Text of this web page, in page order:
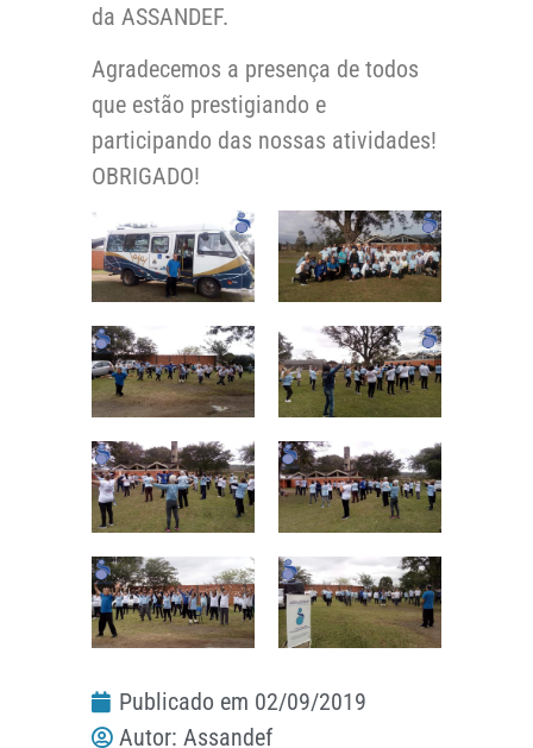
da ASSANDEF.
Agradecemos a presença de todos
que estão prestigiando e
participando das nossas atividades!
OBRIGADO!
Publicado em 02/09/2019
Autor: Assandef